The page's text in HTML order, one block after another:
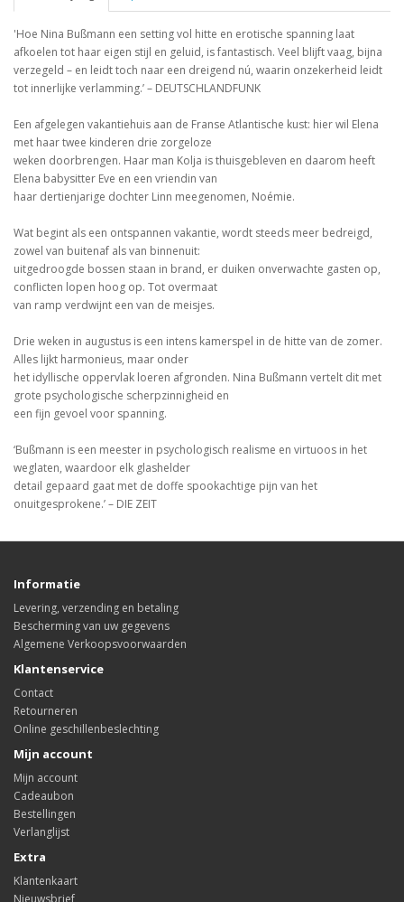
'Hoe Nina Bußmann een setting vol hitte en erotische spanning laat
afkoelen tot haar eigen stijl en geluid, is fantastisch. Veel blijft vaag, bijna
verzegeld – en leidt toch naar een dreigend nú, waarin onzekerheid leidt
tot innerlijke verlamming.’ – DEUTSCHLANDFUNK
Een afgelegen vakantiehuis aan de Franse Atlantische kust: hier wil Elena
met haar twee kinderen drie zorgeloze
weken doorbrengen. Haar man Kolja is thuisgebleven en daarom heeft
Elena babysitter Eve en een vriendin van
haar dertienjarige dochter Linn meegenomen, Noémie.
Wat begint als een ontspannen vakantie, wordt steeds meer bedreigd,
zowel van buitenaf als van binnenuit:
uitgedroogde bossen staan in brand, er duiken onver­wachte gasten op,
conflicten lopen hoog op. Tot overmaat
van ramp verdwijnt een van de meisjes.
Drie weken in augustus is een intens kamerspel in de hitte van de zomer.
Alles lijkt harmonieus, maar onder
het idyllische oppervlak loeren afgronden. Nina Bußmann vertelt dit met
grote psychologische scherpzinnigheid en
een fijn gevoel voor spanning.
‘Bußmann is een meester in psychologisch realisme en virtuoos in het
weglaten, waardoor elk glashelder
detail gepaard gaat met de doffe spookachtige pijn van het
onuitgesprokene.’ – DIE ZEIT
Informatie
Levering, verzending en betaling
Bescherming van uw gegevens
Algemene Verkoopsvoorwaarden
Klantenservice
Contact
Retourneren
Online geschillenbeslechting
Mijn account
Mijn account
Cadeaubon
Bestellingen
Verlanglijst
Extra
Klantenkaart
Nieuwsbrief